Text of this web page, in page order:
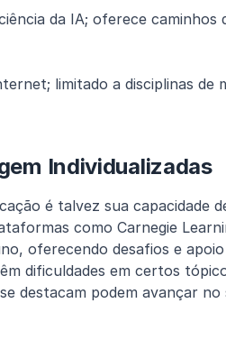
limitado a disciplinas de
Individualizadas
é talvez sua capacidade
como Carnegie
oferecendo desafios e
dificuldades em certos
destacam podem avançar